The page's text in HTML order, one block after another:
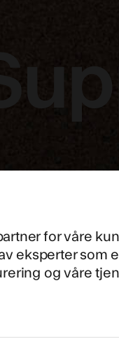
for våre
eksperter som
og våre